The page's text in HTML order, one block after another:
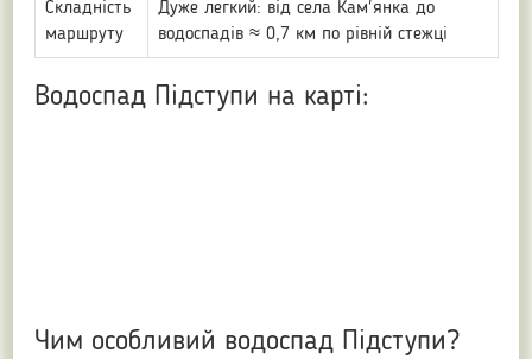
Складність
маршруту
Дуже легкий: від села Кам'янка до
водоспадів ≈ 0,7 км по рівній стежці
Водоспад Підступи на карті:
Чим особливий водоспад Підступи?